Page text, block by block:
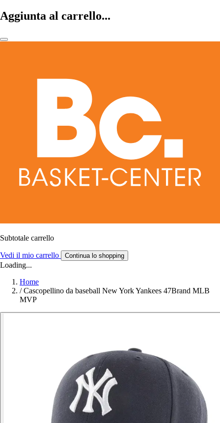
Aggiunta al carrello...
Subtotale carrello
Vedi il mio carrello Continua lo shopping
Loading...
Home
/ Cascopellino da baseball New York Yankees 47Brand MLB
MVP